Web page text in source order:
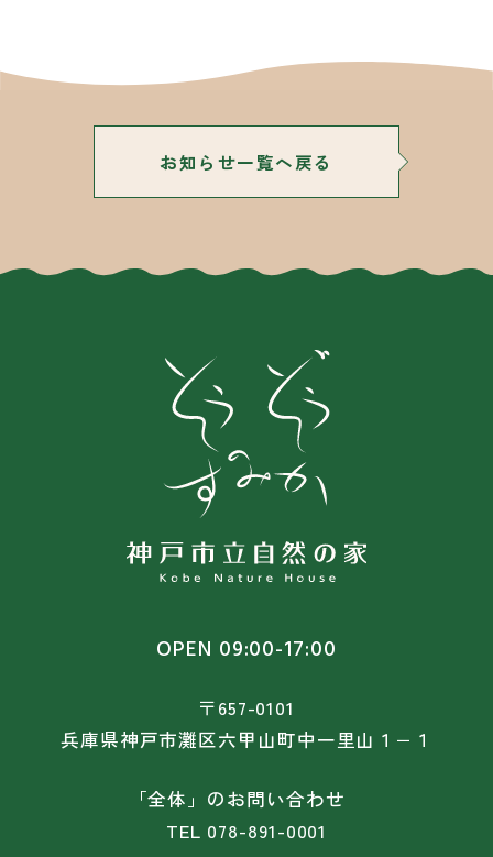
お知らせ一覧へ戻る
OPEN 09:00-17:00
〒657-0101
兵庫県神戸市灘区六甲山町中一里山１−１
「全体」のお問い合わせ
TEL 078-891-0001